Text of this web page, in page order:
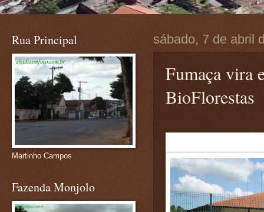
sábado, 7 de abril
Fumaça vira
BioFlorestas
Rua Principal
Martinho Campos
Fazenda Monjolo